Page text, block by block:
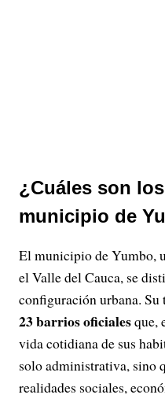
¿Cuáles son
municipio de
El municipio de Yumbo,
el Valle del Cauca, se
configuración urbana.
23 barrios oficialesque,
vida cotidiana de sus
solo administrativa, sino
realidades sociales,